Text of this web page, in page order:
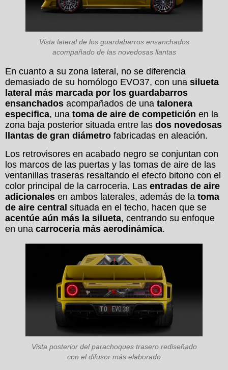
Vista lateral de los guardabarros ensanchados
acompañado de las novedosas llantas
En cuanto a su zona lateral, no se diferencia
demasiado de su homólogo EVO37, con una silueta
lateral más marcada por los guardabarros
ensanchados acompañados de una talonera
especifica, una toma de aire de competición en la
zona baja posterior situada entre las dos novedosas
llantas de gran diámetro fabricadas en aleación.
Los retrovisores en acabado negro se conjuntan con
los marcos de las puertas y las tomas de aire de las
ventanillas traseras resaltando el efecto bitono con el
color principal de la carroceria. Las entradas de aire
adicionales en ambos laterales, además de la toma
de aire central situada en el techo, hacen que se
acentúe aún más la silueta, centrando su enfoque
en una carrocería más aerodinámica.
Vista posterior del parachoques trasero rediseñado
con el difusor más elaborado